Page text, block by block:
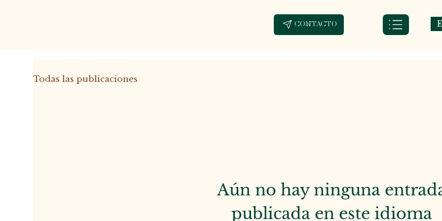
CONTACTO
Todas las publicaciones
Aún no hay ninguna
publicada en este idioma